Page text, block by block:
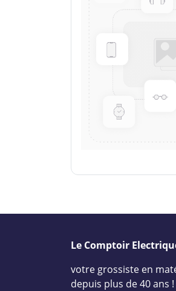
Le Comptoir
votre grossiste en
depuis plus de 40 ans !